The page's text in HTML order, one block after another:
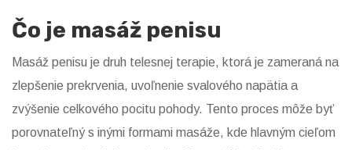
Čo je masáž penisu
Masáž penisu je druh telesnej terapie, ktorá je zameraná na
zlepšenie prekrvenia, uvoľnenie svalového napätia a
zvýšenie celkového pocitu pohody. Tento proces môže byť
porovnateľný s inými formami masáže, kde hlavným cieľom